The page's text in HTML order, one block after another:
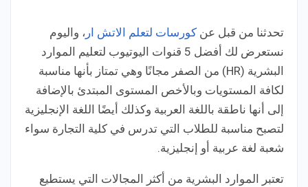
تحدثنا من قبل عن كورسات لتعلم الاتش ار ، واليوم
نستعرض لك أفضل 5 قنوات اليوتيوب لتعليم الموارد
البشرية (HR) من الصفر مجانًا وهي تمتاز بأنها مناسبة
لكافة المستويات وبالأخص المستوى المبتدئ بالإضافة
إلى أنها ناطقة باللغة العربية وكذلك أيضًا اللغة الإنجليزية
لتصبح مناسبة للطلاب التي تدرس في كلية التجارة سواء
شعبة لغة عربية أو إنجليزية.
تعتبر الموارد البشرية من أكثر المجالات التي يستطيع